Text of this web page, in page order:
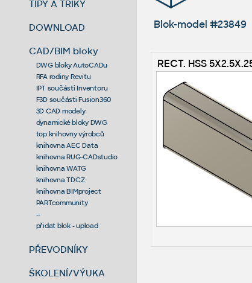
TIPY A TRIKY
DOWNLOAD
CAD/BIM bloky
DWG bloky AutoCADu
RFA rodiny Revitu
IPT součásti Inventoru
F3D součásti Fusion360
3D CAD modely
dynamické bloky DWG
top knihovny výrobců
knihovna AEC Data
knihovna RUG-CADstudio
knihovna WATG
knihovna TDCZ
knihovna BIMproject
PARTcommunity
--
přidat blok - upload
PŘEVODNÍKY
ŠKOLENÍ/VÝUKA
Blok-model #23849
RECT. HSS